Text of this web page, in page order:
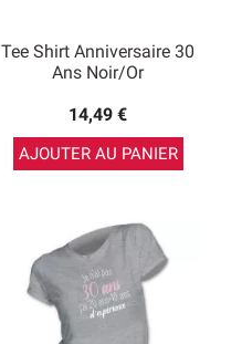
Tee Shirt Anniversaire 30
Ans Noir/Or
14,49 €
AJOUTER AU PANIER